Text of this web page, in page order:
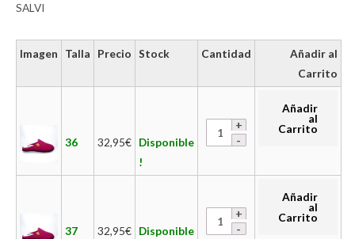
SALVI
Imagen Talla Precio Stock Cantidad
Añadir al
Carrito
36 32,95€ Disponible
!
Añadir
al
Carrito
37 32,95€ Disponible
Añadir
al
Carrito